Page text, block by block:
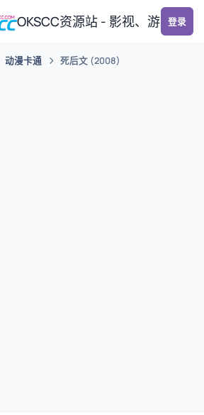
OKSCC资源站 - 影视、游戏、
登录
动漫卡通 死后文 (2008)